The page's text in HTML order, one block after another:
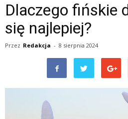
Dlaczego fińskie
się najlepiej?
Przez Redakcja - 8 sierpnia 2024